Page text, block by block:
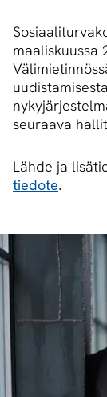
maaliskuussa
seuraava
Lähde ja
tiedote.